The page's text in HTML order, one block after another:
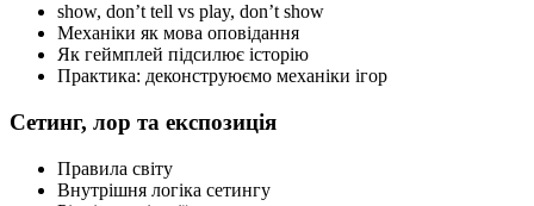
show, don’t tell vs play, don’t show
Механіки як мова оповідання
Як геймплей підсилює історію
Практика: деконструюємо механіки ігор
Сетинг, лор та експозиція
Правила світу
Внутрішня логіка сетингу